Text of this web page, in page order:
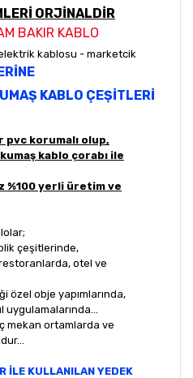
ORJİNALDİR
BAKIR KABLO
KABLO ÇEŞİTLERİ
pvc korumalı olup,
kablo çorabı ile
%100 yerli üretim ve
çeşitlerinde,
otel ve
özel obje yapımlarında,
mekan ortamlarda ve
İLE KULLANILAN YEDEK